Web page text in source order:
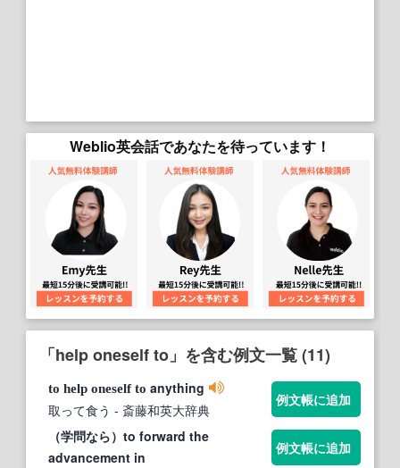
Weblio英会話であなたを待っています！
「help oneself to」を含む例文一覧 (11)
to help oneself to anything
取って食う - 斎藤和英大辞典
例文帳に追加
（学問なら）to forward the
advancement in
例文帳に追加